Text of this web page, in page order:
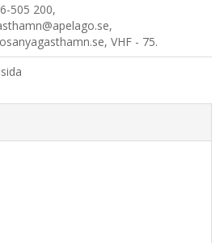
505 200,
VHF - 75.